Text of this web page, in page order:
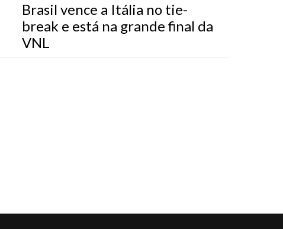
Brasil vence a Itália no tie-
break e está na grande final da
VNL